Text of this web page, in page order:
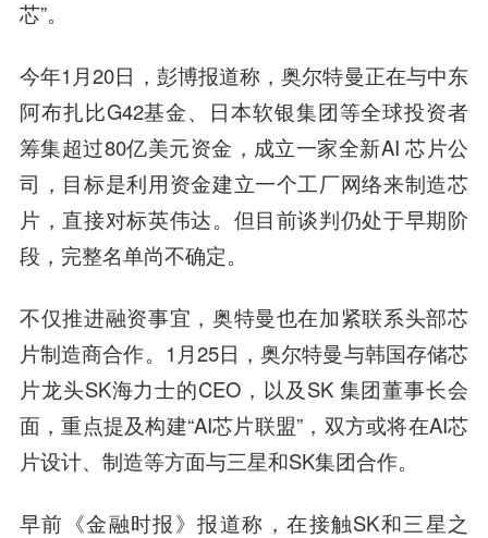
芯”。
今年1月20日，彭博报道称，奥尔特曼正在与中东
阿布扎比G42基金、日本软银集团等全球投资者
筹集超过80亿美元资金，成立一家全新AI 芯片公
司，目标是利用资金建立一个工厂网络来制造芯
片，直接对标英伟达。但目前谈判仍处于早期阶
段，完整名单尚不确定。
不仅推进融资事宜，奥特曼也在加紧联系头部芯
片制造商合作。1月25日，奥尔特曼与韩国存储芯
片龙头SK海力士的CEO，以及SK 集团董事长会
面，重点提及构建“AI芯片联盟”，双方或将在AI芯
片设计、制造等方面与三星和SK集团合作。
早前《金融时报》报道称，在接触SK和三星之